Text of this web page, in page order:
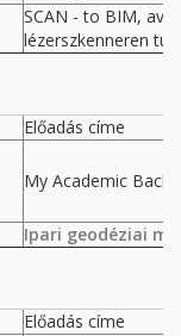
SCAN - to BIM,
lézerszkenneren túl
Előadás címe
My Academic
Ipari geodéziai
Előadás címe